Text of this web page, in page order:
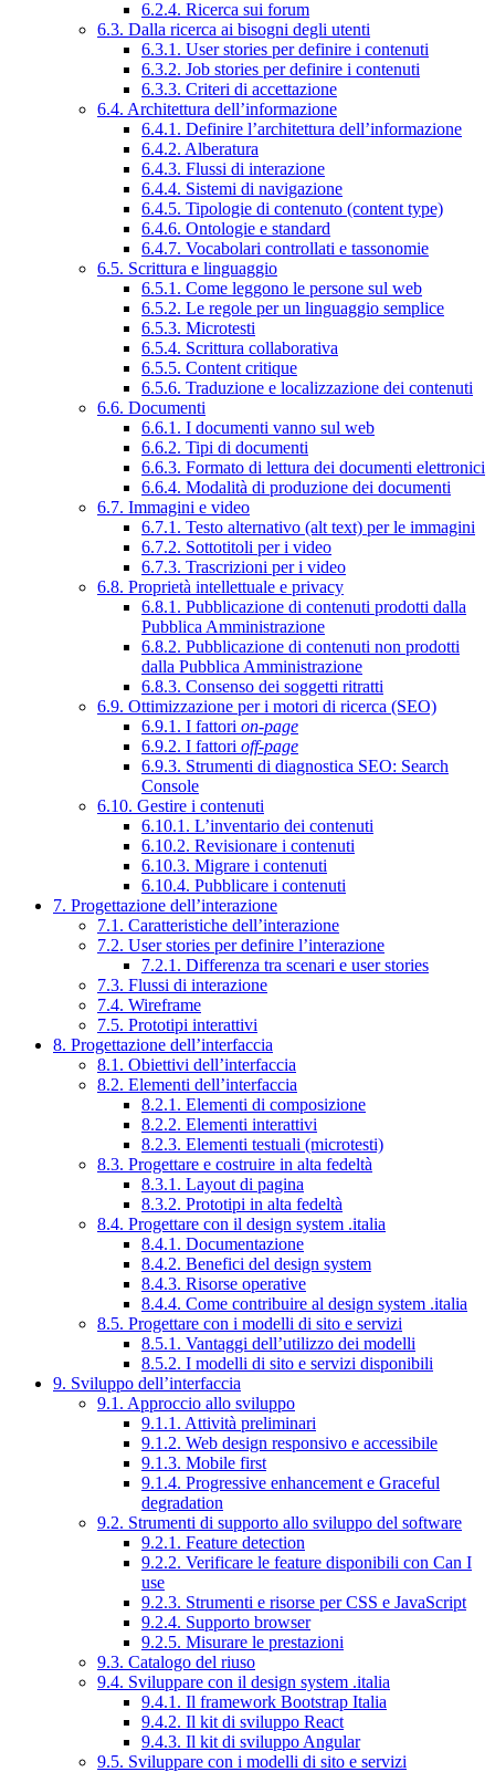
6.2.4. Ricerca sui forum
6.3. Dalla ricerca ai bisogni degli utenti
6.3.1. User stories per definire i contenuti
6.3.2. Job stories per definire i contenuti
6.3.3. Criteri di accettazione
6.4. Architettura dell’informazione
6.4.1. Definire l’architettura dell’informazione
6.4.2. Alberatura
6.4.3. Flussi di interazione
6.4.4. Sistemi di navigazione
6.4.5. Tipologie di contenuto (content type)
6.4.6. Ontologie e standard
6.4.7. Vocabolari controllati e tassonomie
6.5. Scrittura e linguaggio
6.5.1. Come leggono le persone sul web
6.5.2. Le regole per un linguaggio semplice
6.5.3. Microtesti
6.5.4. Scrittura collaborativa
6.5.5. Content critique
6.5.6. Traduzione e localizzazione dei contenuti
6.6. Documenti
6.6.1. I documenti vanno sul web
6.6.2. Tipi di documenti
6.6.3. Formato di lettura dei documenti elettronici
6.6.4. Modalità di produzione dei documenti
6.7. Immagini e video
6.7.1. Testo alternativo (alt text) per le immagini
6.7.2. Sottotitoli per i video
6.7.3. Trascrizioni per i video
6.8. Proprietà intellettuale e privacy
6.8.1. Pubblicazione di contenuti prodotti dalla
Pubblica Amministrazione
6.8.2. Pubblicazione di contenuti non prodotti
dalla Pubblica Amministrazione
6.8.3. Consenso dei soggetti ritratti
6.9. Ottimizzazione per i motori di ricerca (SEO)
6.9.1. I fattori on-page
6.9.2. I fattori off-page
6.9.3. Strumenti di diagnostica SEO: Search
Console
6.10. Gestire i contenuti
6.10.1. L’inventario dei contenuti
6.10.2. Revisionare i contenuti
6.10.3. Migrare i contenuti
6.10.4. Pubblicare i contenuti
7. Progettazione dell’interazione
7.1. Caratteristiche dell’interazione
7.2. User stories per definire l’interazione
7.2.1. Differenza tra scenari e user stories
7.3. Flussi di interazione
7.4. Wireframe
7.5. Prototipi interattivi
8. Progettazione dell’interfaccia
8.1. Obiettivi dell’interfaccia
8.2. Elementi dell’interfaccia
8.2.1. Elementi di composizione
8.2.2. Elementi interattivi
8.2.3. Elementi testuali (microtesti)
8.3. Progettare e costruire in alta fedeltà
8.3.1. Layout di pagina
8.3.2. Prototipi in alta fedeltà
8.4. Progettare con il design system .italia
8.4.1. Documentazione
8.4.2. Benefici del design system
8.4.3. Risorse operative
8.4.4. Come contribuire al design system .italia
8.5. Progettare con i modelli di sito e servizi
8.5.1. Vantaggi dell’utilizzo dei modelli
8.5.2. I modelli di sito e servizi disponibili
9. Sviluppo dell’interfaccia
9.1. Approccio allo sviluppo
9.1.1. Attività preliminari
9.1.2. Web design responsivo e accessibile
9.1.3. Mobile first
9.1.4. Progressive enhancement e Graceful
degradation
9.2. Strumenti di supporto allo sviluppo del software
9.2.1. Feature detection
9.2.2. Verificare le feature disponibili con Can I
use
9.2.3. Strumenti e risorse per CSS e JavaScript
9.2.4. Supporto browser
9.2.5. Misurare le prestazioni
9.3. Catalogo del riuso
9.4. Sviluppare con il design system .italia
9.4.1. Il framework Bootstrap Italia
9.4.2. Il kit di sviluppo React
9.4.3. Il kit di sviluppo Angular
9.5. Sviluppare con i modelli di sito e servizi